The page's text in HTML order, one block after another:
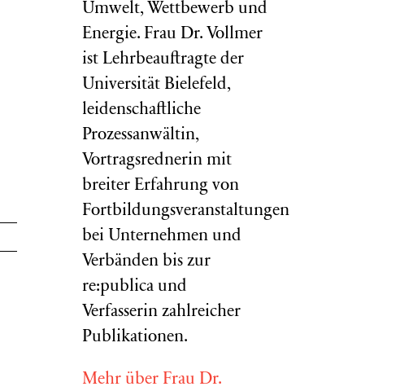
Umwelt, Wettbewerb und
Energie. Frau Dr. Vollmer
ist Lehrbeauftragte der
Universität Bielefeld,
leidenschaftliche
Prozessanwältin,
Vortragsrednerin mit
breiter Erfahrung von
Fortbildungsveranstaltungen
bei Unternehmen und
Verbänden bis zur
re:publica und
Verfasserin zahlreicher
Publikationen.
Mehr über Frau Dr.